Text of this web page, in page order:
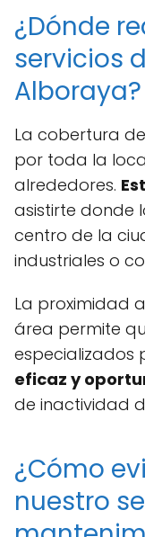
¿Dónde
servicios
Alboraya?
La cobertura
por toda la
alrededores.
asistirte donde
centro de la
industriales o
La proximidad
área permite
especializados
eficaz y
de inactividad
¿Cómo
nuestro